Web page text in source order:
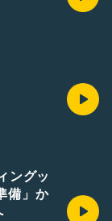
ングッ
備」か